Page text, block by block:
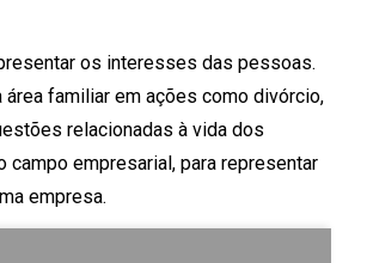
os interesses das pessoas.
área familiar em ações como divórcio,
relacionadas à vida dos
campo empresarial, para representar
empresa.